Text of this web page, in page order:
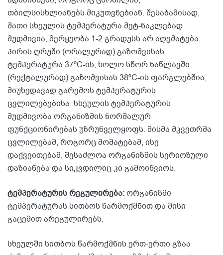
თბილსისხლიანებს მიკუთვნებიან. შესაბამისად,
მათი სხეულის ტემპერატურა მეტ-ნაკლებად
მუდმივია, მერყეობა 1-2 გრადუსს არ აღემატება.
პირის ღრუში (ორალურად) გაზომვისას
ტემპერატურა 37ºC-ის, ხოლო სწორ ნაწლავში
(რექტალურად) გაზომვისას 38ºC-ის ფარგლებშია,
მიუხედავად გარემოს ტემპერატურის
ცვლილებებისა. სხეულის ტემპერატურის
მუდმივობა ორგანიზმის ნორმალურ
ფუნქციონირებას უზრუნველყოფს. მისმა მკვეთრმა
ცვლილებამ, როგორც მომატებამ, ისე
დაქვეითებამ, შესაძლოა ორგანიზმის სერიოზული
დაზიანება და სიკვდილიც კი გამოიწვიოს.
ტემპერატურის რეგულირება:ორგანიზმი
ტემპერატურას სითბოს წარმოქმნით და მისი
გაცემით არეგულირებს.
სხეულში სითბოს წარმოქმნის ერთ-ერთი გზაა